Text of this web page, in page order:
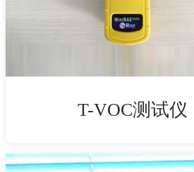
T-VOC测试仪